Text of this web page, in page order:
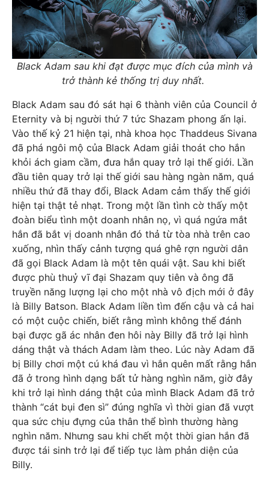
Black Adam sau khi đạt được mục đích của mình và
trở thành kẻ thống trị duy nhất.
Black Adam sau đó sát hại 6 thành viên của Council ở
Eternity và bị người thứ 7 tức Shazam phong ấn lại.
Vào thế kỷ 21 hiện tại, nhà khoa học Thaddeus Sivana
đã phá ngôi mộ của Black Adam giải thoát cho hắn
khỏi ách giam cầm, đưa hắn quay trở lại thế giới. Lần
đầu tiên quay trở lại thế giới sau hàng ngàn năm, quá
nhiều thứ đã thay đổi, Black Adam cảm thấy thế giới
hiện tại thật tẻ nhạt. Trong một lần tình cờ thấy một
đoàn biểu tình một doanh nhân nọ, vì quá ngứa mắt
hắn đã bắt vị doanh nhân đó thả từ tòa nhà trên cao
xuống, nhìn thấy cảnh tượng quá ghê rợn người dân
đã gọi Black Adam là một tên quái vật. Sau khi biết
được phù thuỷ vĩ đại Shazam quy tiên và ông đã
truyền năng lượng lại cho một nhà vô địch mới ở đây
là Billy Batson. Black Adam liền tìm đến cậu và cả hai
có một cuộc chiến, biết rằng mình không thể đánh
bại được gã ác nhân đen hôi này Billy đã trở lại hình
dáng thật và thách Adam làm theo. Lúc này Adam đã
bị Billy chơi một cú khá đau vì hắn quên mất rằng hắn
đã ở trong hình dạng bất tử hàng nghìn năm, giờ đây
khi trở lại hình dáng thật của mình Black Adam đã trở
thành “cát bụi đen sì” đúng nghĩa vì thời gian đã vượt
qua sức chịu đựng của thân thể bình thường hàng
nghìn năm. Nhưng sau khi chết một thời gian hắn đã
được tái sinh trở lại để tiếp tục làm phản diện của
Billy.